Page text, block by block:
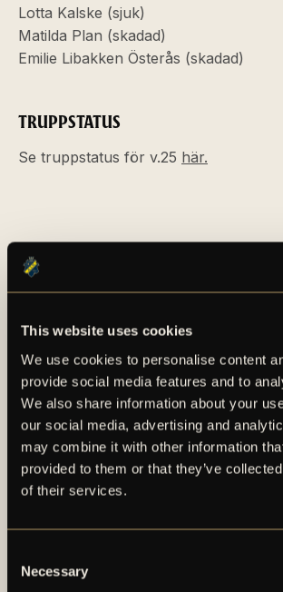
This website uses cookies
We use cookies to personalise content
provide social media features and to
We also share information about your
our social media, advertising and
may combine it with other information
provided to them or that they’ve
of their services.
Selection
Necessary
Lotta Kalske (sjuk)
Matilda Plan (skadad)
Emilie Libakken Österås (skadad)
TRUPPSTATUS
Se truppstatus för v.25 här.
FLER NYHETER